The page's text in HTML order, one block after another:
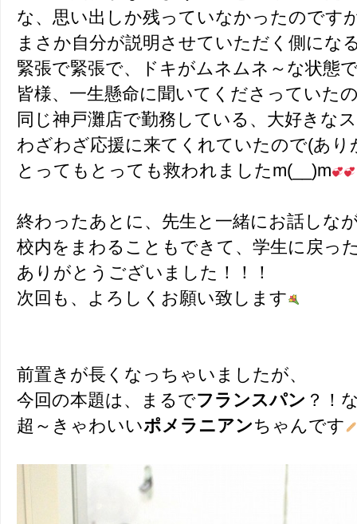
な、思い出しか残っていなかったのです
まさか自分が説明させていただく側にな
緊張で緊張で、ドキがムネムネ～な状態
皆様、一生懸命に聞いてくださっていた
同じ神戸灘店で勤務している、大好きな
わざわざ応援に来てくれていたので(あり
とってもとっても救われましたm(__)m
終わったあとに、先生と一緒にお話しな
校内をまわることもできて、学生に戻っ
ありがとうございました！！！
次回も、よろしくお願い致します
前置きが長くなっちゃいましたが、
今回の本題は、まるでフランスパン ？！
超～きゃわいいポメラニアンちゃんです